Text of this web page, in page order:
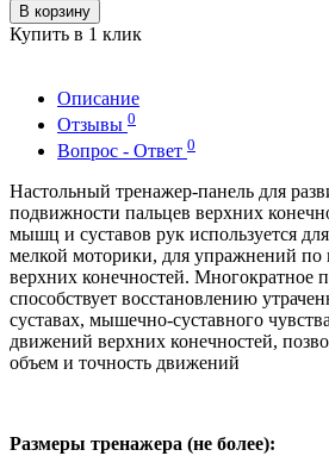
В корзину
Купить в 1 клик
Описание
Отзывы 0
Вопрос - Ответ 0
Настольный тренажер-панель для
подвижности пальцев верхних
мышц и суставов рук используется
мелкой моторики, для упражнений
верхних конечностей. Многократное
способствует восстановлению
суставах, мышечно-суставного
движений верхних конечностей,
объем и точность движений
Размеры тренажера (не более):